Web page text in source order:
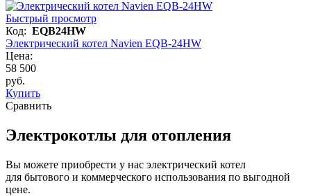
Быстрый просмотр
Код: EQB24HW
Электрический котел Navien EQB-24HW
Цена:
58 500
руб.
Купить
Сравнить
Электрокотлы для отопления
Вы можете приобрести у нас электрический котел
для бытового и коммерческого использования по выгодной
цене.